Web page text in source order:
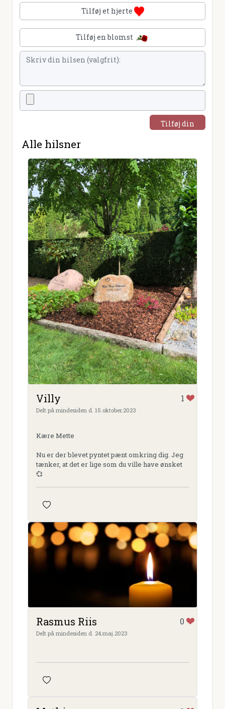
Tilføj et hjerte
Tilføj en blomst
Tilføj din
Alle hilsner
Villy 1
Delt på mindesiden d. 15.oktober.2023
Kære Mette
Nu er der blevet pyntet pænt omkring dig. Jeg
tænker, at det er lige som du ville have ønsket
💞
Rasmus Riis 0
Delt på mindesiden d. 24.maj.2023